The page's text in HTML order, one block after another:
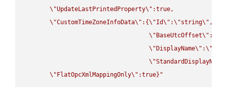
\"UpdateLastPrintedProperty\" :true,
\"CustomTimeZoneInfoData\" :{\"Id\" :\"string\" ,
\" BaseUtcOffset\" :
\" DisplayName\" :\"
\"StandardDisplayName
\" FlatOpcXmlMappingOnly\" :true}"